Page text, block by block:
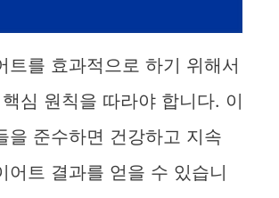
트를 효과적으로 하기 위해서
심 원칙을 따라야 합니다. 이
을 준수하면 건강하고 지속
어트 결과를 얻을 수 있습니